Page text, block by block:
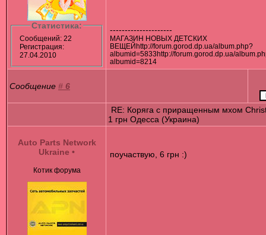
Статистика:
Сообщений: 22
Регистрация:
27.04.2010
---------------------
МАГАЗИН НОВЫХ ДЕТСКИХ
ВЕЩЕЙhttp://forum.gorod.dp.ua/album.php?
albumid=5833http://forum.gorod.dp.ua/
albumid=8214
Сообщение # 6
RE: Коряга с приращенным мхом
1 грн Одесса (Украина)
Auto Parts Network
Ukraine •
Котик форума
поучаствую, 6 грн :)